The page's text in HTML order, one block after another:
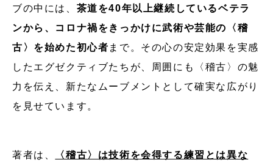
ブの中には、 茶道を40年以上継続しているベテラ
ンから、コロナ禍をきっかけに武術や芸能の〈稽
古〉を始めた初心者 まで。その心の安定効果を実感
したエグゼクティブたちが、周囲にも〈稽古〉の魅
力を伝え、新たなムーブメントとして確実な広がり
を見せています。
著者は、
〈稽古〉は技術を会得する練習とは異な